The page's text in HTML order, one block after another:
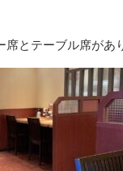
席とテーブル席があ